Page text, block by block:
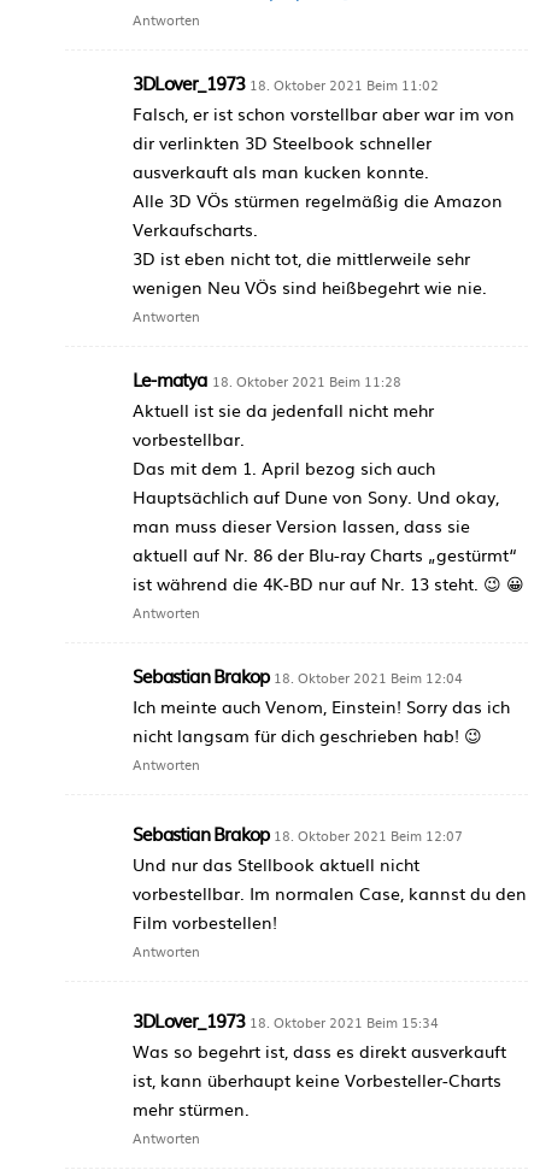
Antworten
3DLover_1973 18. Oktober 2021 Beim 11:02
Falsch, er ist schon vorstellbar aber war im von
dir verlinkten 3D Steelbook schneller
ausverkauft als man kucken konnte.
Alle 3D VÖs stürmen regelmäßig die Amazon
Verkaufscharts.
3D ist eben nicht tot, die mittlerweile sehr
wenigen Neu VÖs sind heißbegehrt wie nie.
Antworten
Le-matya 18. Oktober 2021 Beim 11:28
Aktuell ist sie da jedenfall nicht mehr
vorbestellbar.
Das mit dem 1. April bezog sich auch
Hauptsächlich auf Dune von Sony. Und okay,
man muss dieser Version lassen, dass sie
aktuell auf Nr. 86 der Blu-ray Charts „gestürmt“
ist während die 4K-BD nur auf Nr. 13 steht. 😉 😀
Antworten
Sebastian Brakop 18. Oktober 2021 Beim 12:04
Ich meinte auch Venom, Einstein! Sorry das ich
nicht langsam für dich geschrieben hab! 😉
Antworten
Sebastian Brakop 18. Oktober 2021 Beim 12:07
Und nur das Stellbook aktuell nicht
vorbestellbar. Im normalen Case, kannst du den
Film vorbestellen!
Antworten
3DLover_1973 18. Oktober 2021 Beim 15:34
Was so begehrt ist, dass es direkt ausverkauft
ist, kann überhaupt keine Vorbesteller-Charts
mehr stürmen.
Antworten